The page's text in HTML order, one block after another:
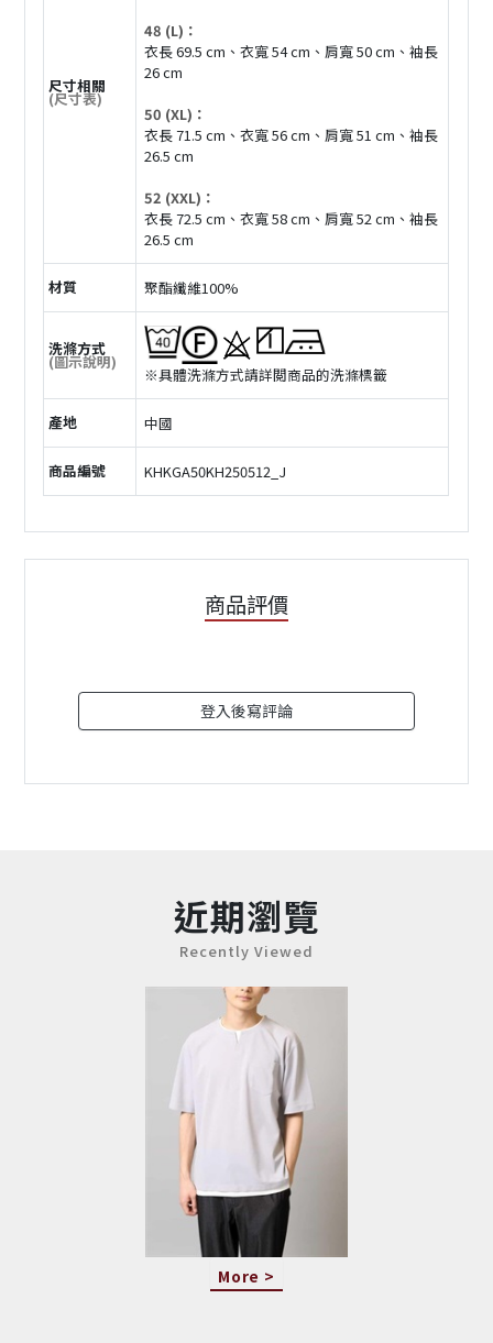
尺寸相關
(尺寸表)
48 (L)：
衣長 69.5 cm、衣寬 54 cm、肩寬 50 cm、袖長
26 cm
50 (XL)：
衣長 71.5 cm、衣寬 56 cm、肩寬 51 cm、袖長
26.5 cm
52 (XXL)：
衣長 72.5 cm、衣寬 58 cm、肩寬 52 cm、袖長
26.5 cm
材質 聚酯纖維100%
洗滌方式
(圖示說明)
※具體洗滌方式請詳閲商品的洗滌標籤
產地 中國
商品編號 KHKGA50KH250512_J
商品評價
登入後寫評論
近期瀏覽
Recently Viewed
More >